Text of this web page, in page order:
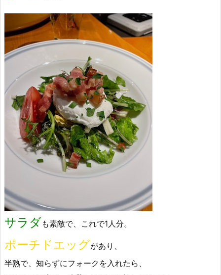
サラダも素敵で、これで1人分。
ポーチドエッグがあり、
半熟で、知らずにフォークを入れたら、